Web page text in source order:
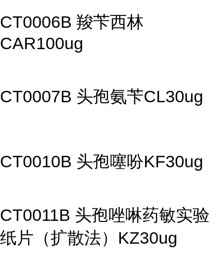
CT0006B 羧苄西林
CAR100ug
CT0007B 头孢氨苄CL30ug
CT0010B 头孢噻吩KF30ug
CT0011B 头孢唑啉药敏实验
纸片（扩散法）KZ30ug